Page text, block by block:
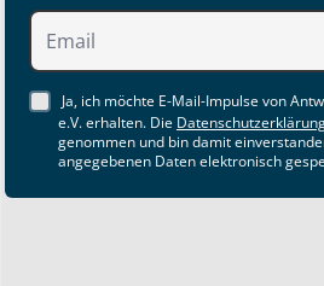
Ja, ich möchte E-Mail-Impulse von
e.V. erhalten. Die
genommen und bin damit
angegebenen Daten elektronisch